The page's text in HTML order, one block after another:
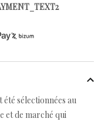
sélectionnées au
et de marché qui